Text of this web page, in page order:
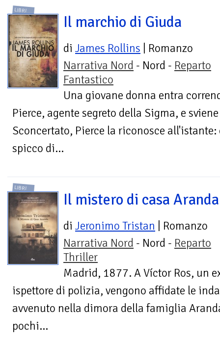
LIBRI
Il marchio di Giuda
di James Rollins | Romanzo
Narrativa Nord - Nord - Reparto
Fantastico
Una giovane donna entra
Pierce, agente segreto della Sigma, e
Sconcertato, Pierce la riconosce
spicco di...
LIBRI
Il mistero di casa Aranda
di Jeronimo Tristan | Romanzo
Narrativa Nord - Nord - Reparto
Thriller
Madrid, 1877. A Víctor Ros, un
ispettore di polizia, vengono affidate le
avvenuto nella dimora della famiglia
pochi...